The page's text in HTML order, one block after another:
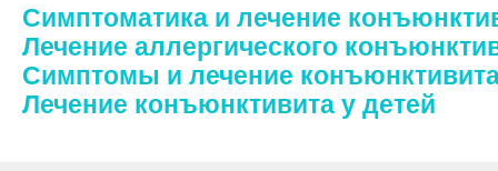
Симптоматика и лечение
Лечение аллергического
Симптомы и лечение
Лечение конъюнктивита у детей